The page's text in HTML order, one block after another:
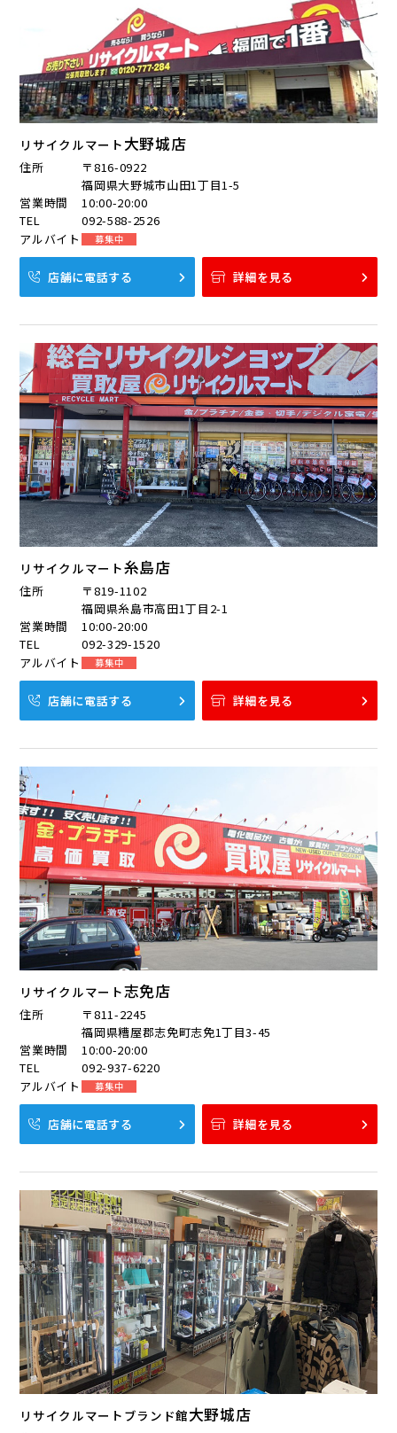
リサイクルマート 大野城店
住所
〒816-0922
福岡県大野城市山田1丁目1-5
営業時間
10:00-20:00
TEL
092-588-2526
アルバイト
募集中
店舗に電話する 詳細を見る
リサイクルマート糸島店
住所
〒819-1102
福岡県糸島市高田1丁目2-1
営業時間
10:00-20:00
TEL
092-329-1520
アルバイト
募集中
店舗に電話する 詳細を見る
リサイクルマート志免店
住所
〒811-2245
福岡県糟屋郡志免町志免1丁目3-45
営業時間
10:00-20:00
TEL
092-937-6220
アルバイト
募集中
店舗に電話する 詳細を見る
リサイクルマートブランド館大野城店